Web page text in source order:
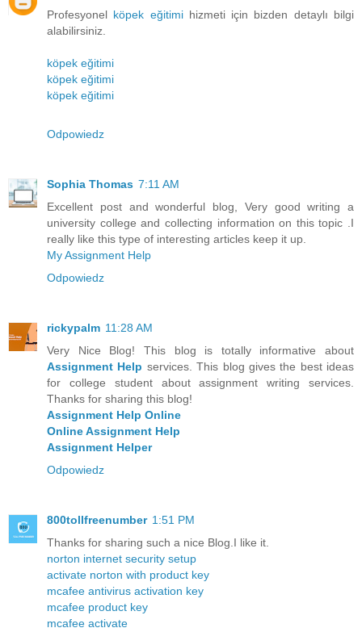
Profesyonel köpek eğitimihizmeti için bizden detaylı bilgi
alabilirsiniz.
köpek eğitimi
köpek eğitimi
köpek eğitimi
Odpowiedz
Sophia Thomas 7:11 AM
Excellent post and wonderful blog, Very good writing a
university college and collecting information on this topic .I
really like this type of interesting articles keep it up.
My Assignment Help
Odpowiedz
rickypalm 11:28 AM
Very Nice Blog! This blog is totally informative about
Assignment Help services. This blog gives the best ideas
for college student about assignment writing services.
Thanks for sharing this blog!
Assignment Help Online
Online Assignment Help
Assignment Helper
Odpowiedz
800tollfreenumber 1:51 PM
Thanks for sharing such a nice Blog.I like it.
norton internet security setup
activate norton with product key
mcafee antivirus activation key
mcafee product key
mcafee activate